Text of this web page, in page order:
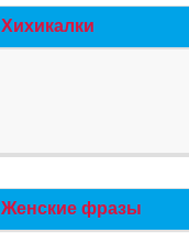
Хихикалки
Женские фразы